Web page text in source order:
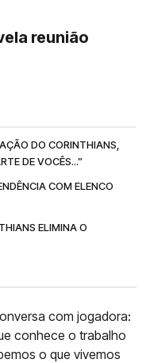
reunião
DO CORINTHIANS,
DE VOCÊS...”
COM ELENCO
ELIMINA O
com jogadora:
conhece o trabalho
o que vivemos